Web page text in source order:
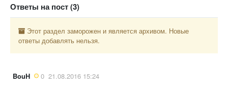
Ответы на пост (3)
Этот раздел заморожен и является архивом. Новые
ответы добавлять нельзя.
BouH 0 21.08.2016 15:24